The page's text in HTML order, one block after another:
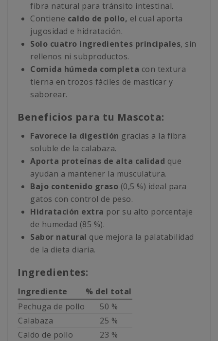
fibra natural para tránsito intestinal.
Contiene caldo de pollo, el cual aporta
jugosidad e hidratación.
Solo cuatro ingredientes principales, sin
rellenos ni subproductos.
Comida húmeda completa con textura
tierna en trozos fáciles de masticar y
saborear.
Beneficios para tu Mascota:
Favorece la digestión gracias a la fibra
soluble de la calabaza.
Aporta proteínas de alta calidad que
ayudan a mantener la musculatura.
Bajo contenido graso (0,5 %) ideal para
gatos con control de peso.
Hidratación extra por su alto porcentaje
de humedad (85 %).
Sabor natural que mejora la palatabilidad
de la dieta diaria.
Ingredientes:
Ingrediente
% del total
Pechuga de pollo
50 %
Calabaza
25 %
Caldo de pollo
23 %